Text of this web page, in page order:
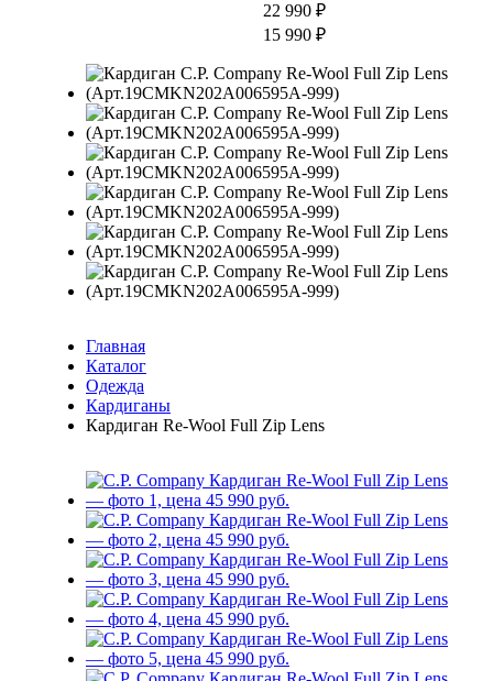
22 990 ₽
15 990 ₽
Главная
Каталог
Одежда
Кардиганы
Кардиган Re-Wool Full Zip Lens